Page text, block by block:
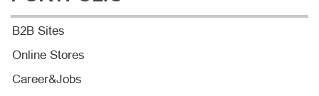
B2B Sites
Online Stores
Career&Jobs